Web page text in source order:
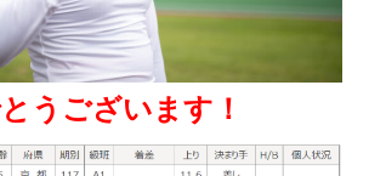
うございます！